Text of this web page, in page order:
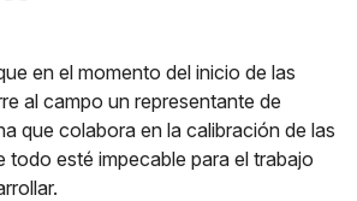
en el momento del inicio de las
al campo un representante de
que colabora en la calibración de las
todo esté impecable para el trabajo